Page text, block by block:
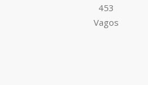
453
Vagos